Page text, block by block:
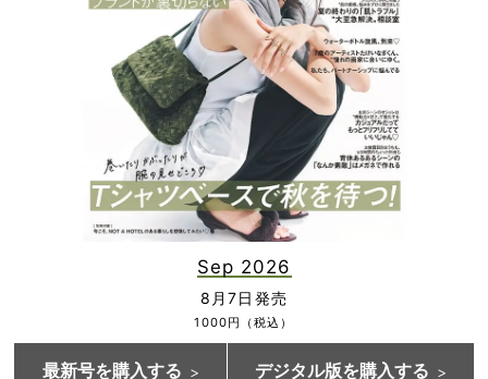
Sep 2026
8月7日発売
1000円（税込）
最新号を購入する デジタル版を購入する